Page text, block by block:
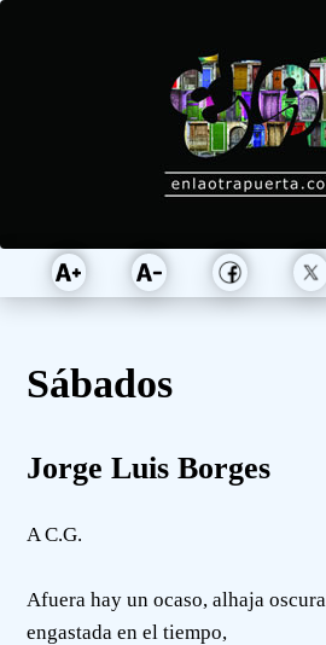
Sábados
Jorge Luis Borges
A C.G.
Afuera hay un ocaso, alhaja oscura
engastada en el tiempo,